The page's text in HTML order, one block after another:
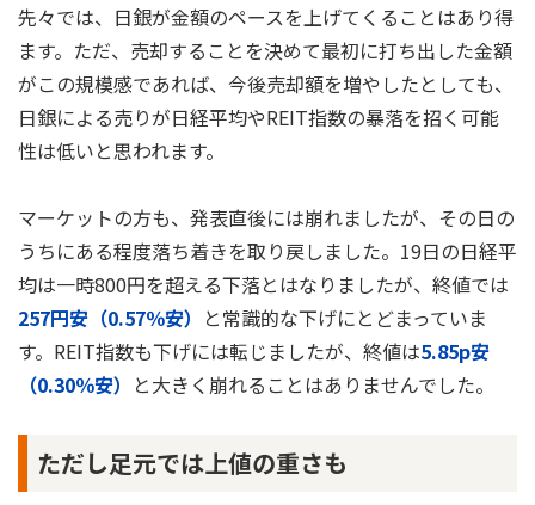
先々では、日銀が金額のペースを上げてくることはあり得
ます。ただ、売却することを決めて最初に打ち出した金額
がこの規模感であれば、今後売却額を増やしたとしても、
日銀による売りが日経平均やREIT指数の暴落を招く可能
性は低いと思われます。
マーケットの方も、発表直後には崩れましたが、その日の
うちにある程度落ち着きを取り戻しました。19日の日経平
均は一時800円を超える下落とはなりましたが、終値では
257円安（0.57％安） と常識的な下げにとどまっていま
す。REIT指数も下げには転じましたが、終値は5.85p安
（0.30％安） と大きく崩れることはありませんでした。
ただし足元では上値の重さも